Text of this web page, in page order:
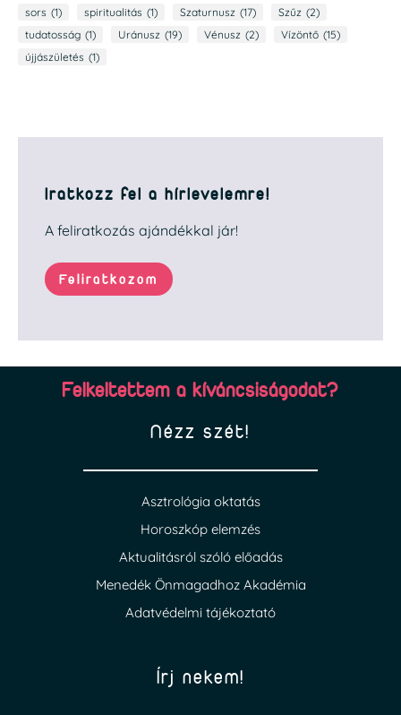
sors (1) spiritualitás (1) Szaturnusz (17) Szűz (2)
tudatosság (1) Uránusz (19) Vénusz (2) Vízöntő (15)
újjászületés (1)
Iratkozz fel a hírlevelemre!
A feliratkozás ajándékkal jár!
Feliratkozom
Felkeltettem a kíváncsiságodat?
Nézz szét!
Asztrológia oktatás
Horoszkóp elemzés
Aktualitásról szóló előadás
Menedék Önmagadhoz Akadémia
Adatvédelmi tájékoztató
Írj nekem!